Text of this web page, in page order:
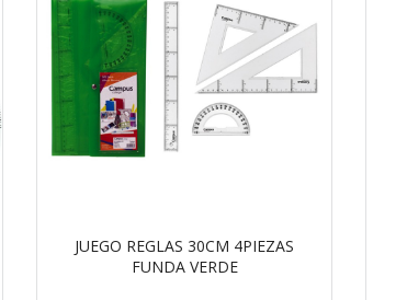
JUEGO REGLAS 30CM 4PIEZAS
FUNDA VERDE